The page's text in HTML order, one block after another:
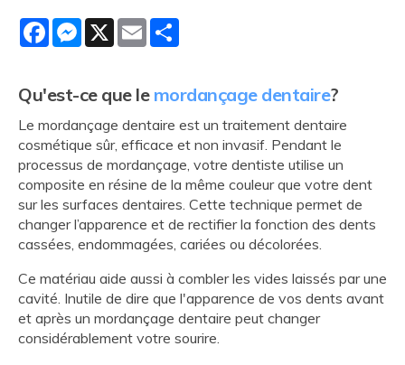
FacebookMessenger
X Email
Qu'est-ce que le mordançage dentaire?
Le mordançage dentaire est un traitement dentaire
cosmétique sûr, efficace et non invasif. Pendant le
processus de mordançage, votre dentiste utilise un
composite en résine de la même couleur que votre dent
sur les surfaces dentaires. Cette technique permet de
changer l’apparence et de rectifier la fonction des dents
cassées, endommagées, cariées ou décolorées.
Ce matériau aide aussi à combler les vides laissés par une
cavité. Inutile de dire que l'apparence de vos dents avant
et après un mordançage dentaire peut changer
considérablement votre sourire.